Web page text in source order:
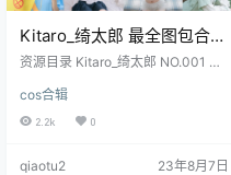
Kitaro_绮太郎 最全图包合集
[131套][持续更新]
资源目录 Kitaro_绮太郎 NO.001 血
O.002 JK小姐姐 [48P-299MB] Kit
aro_绮太郎 NO.003 白衬衫[48P-29
cos合辑
2.2k 0
qiaotu2 23年8月7日